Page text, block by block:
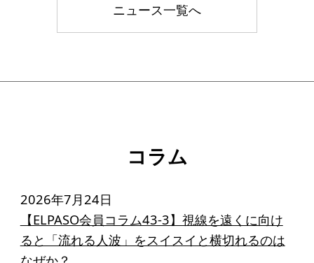
ニュース一覧へ
コラム
2026年7月24日
【ELPASO会員コラム43-3】視線を遠くに向け
ると「流れる人波」をスイスイと横切れるのは